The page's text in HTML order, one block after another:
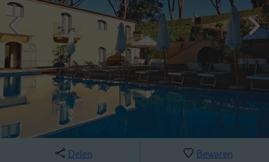
Delen Bewaren